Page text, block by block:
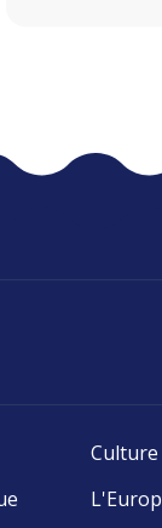
Culture